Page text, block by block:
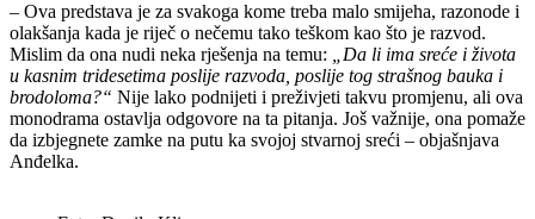
– Ova predstava je za svakoga kome treba malo smijeha, razonode i
olakšanja kada je riječ o nečemu tako teškom kao što je razvod.
Mislim da ona nudi neka rješenja na temu:
„Da li ima sreće i života
u kasnim tridesetima poslije razvoda, poslije tog strašnog bauka i
brodoloma?“ Nije lako podnijeti i preživjeti takvu promjenu, ali ova
monodrama ostavlja odgovore na ta pitanja. Još važnije, ona pomaže
da izbjegnete zamke na putu ka svojoj stvarnoj sreći – objašnjava
Anđelka.